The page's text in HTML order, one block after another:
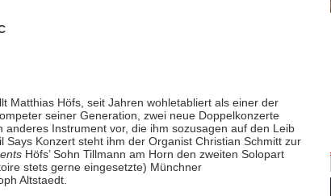
Matthias Höfs, seit Jahren wohletabliert als einer der
seiner Generation, zwei neue Doppelkonzerte
anderes Instrument vor, die ihm sozusagen auf den Leib
Konzert steht ihm der Organist Christian Schmitt zur
Höfs’ Sohn Tillmann am Horn den zweiten Solopart
stets gerne eingesetzte) Münchner
Altstaedt.